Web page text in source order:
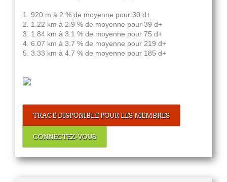
1. 920 m à 2 % de moyenne pour 30 d+
2. 1.22 km à 2.9 % de moyenne pour 39 d+
3. 1.84 km à 3.1 % de moyenne pour 75 d+
4. 6.07 km à 3.7 % de moyenne pour 219 d+
5. 3.33 km à 4.7 % de moyenne pour 185 d+
TRACE DISPONIBLE POUR LES MEMBRES
CONNECTEZ-VOUS